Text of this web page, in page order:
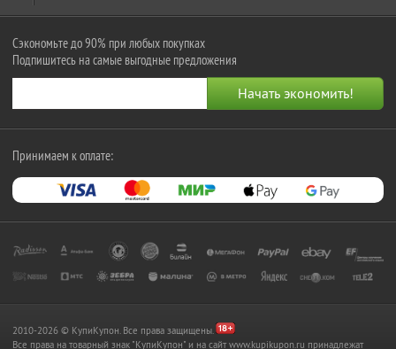
Сэкономьте до 90% при любых покупках
Подпишитесь на самые выгодные предложения
Принимаем к оплате:
2010-2026 © КупиКупон. Все права защищены.
Все права на товарный знак "КупиКупон" и на сайт www.kupikupon.ru принадлежат